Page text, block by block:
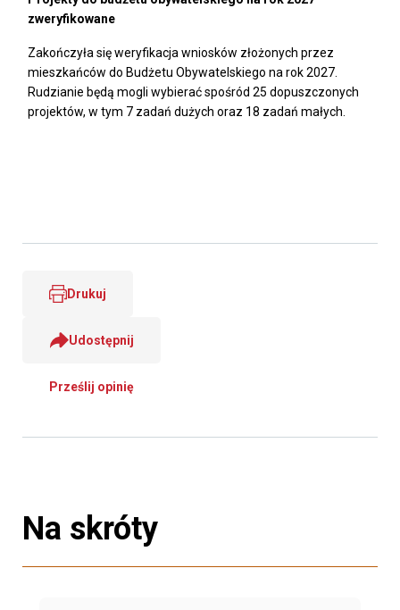
zweryfikowane
Zakończyła się weryfikacja wniosków złożonych przez
mieszkańców do Budżetu Obywatelskiego na rok 2027.
Rudzianie będą mogli wybierać spośród 25 dopuszczonych
projektów, w tym 7 zadań dużych oraz 18 zadań małych.
Drukuj
Udostępnij
Prześlij opinię
Na skróty